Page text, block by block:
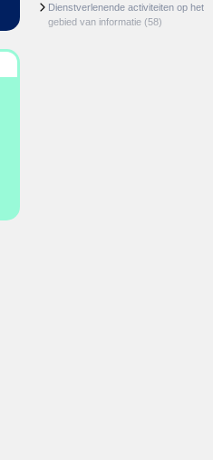
Dienstverlenende activiteiten op het
gebied van informatie (58)